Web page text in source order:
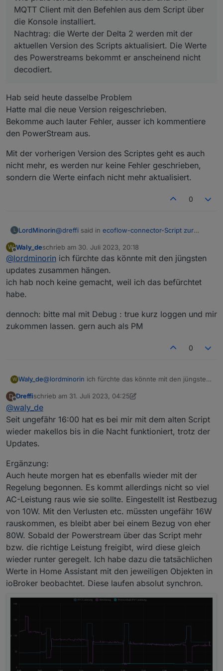
MQTT Client mit den Befehlen aus dem Script über
die Konsole installiert.
Nachtrag: die Werte der Delta 2 werden mit der
aktuellen Version des Scripts aktualisiert. Die Werte
des Powerstreams bekommt er anscheinend nicht
decodiert.
Hab seid heute dasselbe Problem
Hatte mal die neue Version reigeschrieben.
Bekomme auch lauter Fehler, ausser ich kommentiere
den PowerStream aus.
Mit der vorherigen Version des Scriptes geht es auch
nicht mehr, es werden nur keine Fehler geschrieben,
sondern die Werte einfach nicht mehr aktualisiert.
0
L LordMinorin@dreffi said in ecoflow-connector-Script zur
@ waly_desaid inecoflow-connector-Script
zur dynamischen Leistungsanpassung
Wie prüfe ich das? Ich habe Protobuf und
anscheinend nicht decodiert.
Hab seid heute dasselbe Problem
Hatte mal die neue Version reigeschrieben.
geschrieben, sondern die Werte einfach nicht
W
Offline
Waly_deschrieb am 30. Juli 2023, 20:18
zuletzt editiert von
@lordminorin ich fürchte das könnte mit den jüngsten
updates zusammen hängen.
ich hab noch keine gemacht, weil ich das befürchtet
habe.
dennoch: bitte mal mit Debug : true kurz loggen und mir
zukommen lassen. gern auch als PM
0
W Waly_de@lordminorin ich fürchte das könnte mit den jüngsten
ich hab noch keine gemacht, weil ich das befürchtet
dennoch: bitte mal mit Debug : true kurz loggen und
D
Offline
Dreffischrieb am 31. Juli 2023, 04:25
zuletzt editiert von Dreffi
@waly_de
Seit ungefähr 16:00 hat es bei mir mit dem alten Script
wieder makellos bis in die Nacht funktioniert, trotz der
Updates.
Ergänzung:
Auch heute morgen hat es ebenfalls wieder mit der
Regelung begonnen. Es kommt allerdings nicht so viel
AC-Leistung raus wie sie sollte. Eingestellt ist Restbezug
von 10W. Mit den Verlusten etc. müssten ungefähr 16W
rauskommen, es bleibt aber bei einem Bezug von eher
80W. Sobald der Powerstream über das Script mehr
bzw. die richtige Leistung freigibt, wird diese gleich
wieder runter geregelt. Ich habe dazu die tatsächlichen
Werte in Home Assistant mit den jeweiligen Objekten in
ioBroker beobachtet. Diese laufen absolut synchron.